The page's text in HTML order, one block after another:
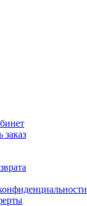
заказ